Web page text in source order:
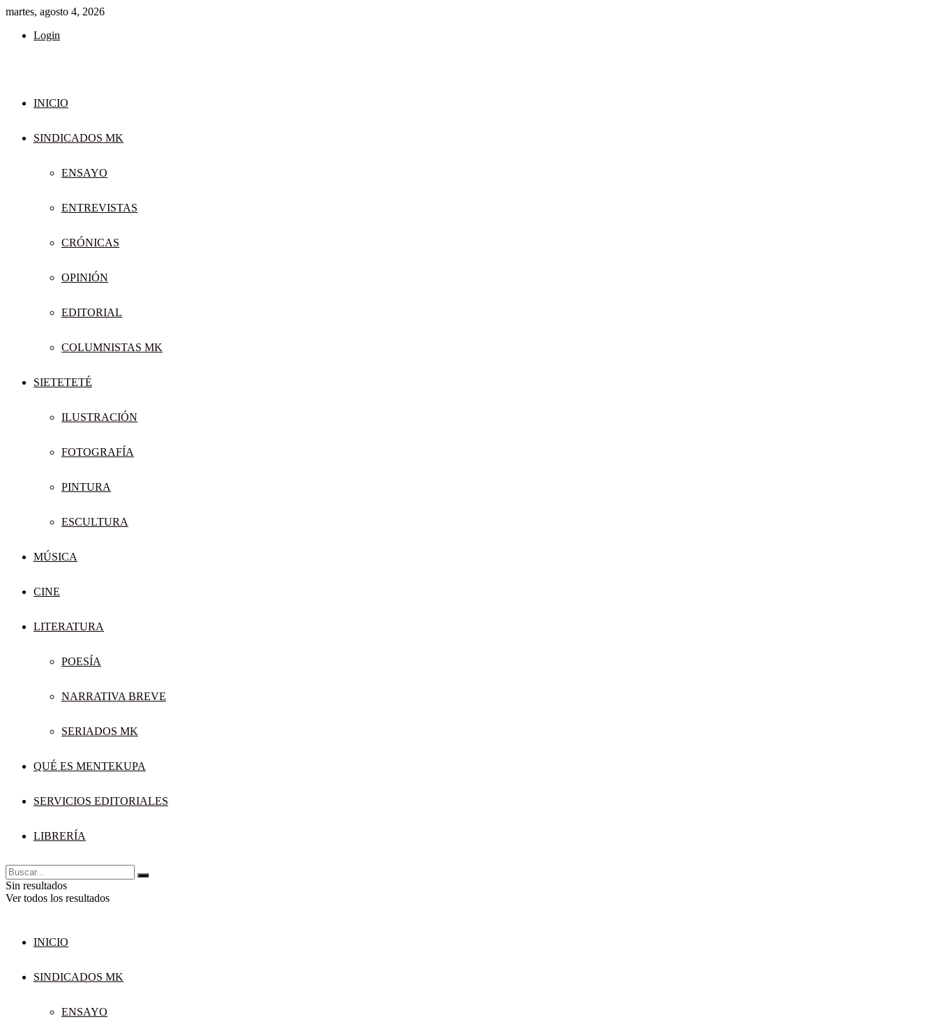
martes, agosto 4, 2026
Login
INICIO
SINDICADOS MK
ENSAYO
ENTREVISTAS
CRÓNICAS
OPINIÓN
EDITORIAL
COLUMNISTAS MK
SIETETETÉ
ILUSTRACIÓN
FOTOGRAFÍA
PINTURA
ESCULTURA
MÚSICA
CINE
LITERATURA
POESÍA
NARRATIVA BREVE
SERIADOS MK
QUÉ ES MENTEKUPA
SERVICIOS EDITORIALES
LIBRERÍA
Sin resultados
Ver todos los resultados
INICIO
SINDICADOS MK
ENSAYO